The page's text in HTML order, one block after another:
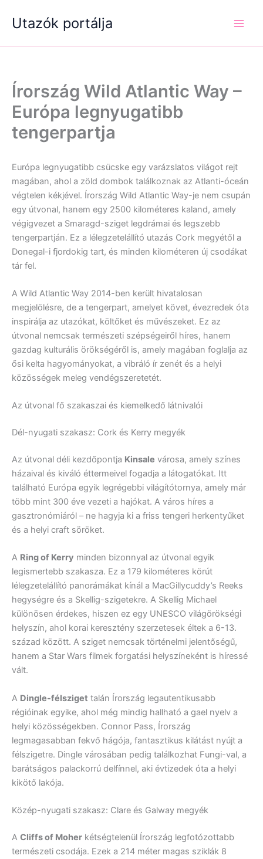
Utazók portálja
Írország Wild Atlantic Way –
Európa legnyugatibb
tengerpartja
Európa legnyugatibb csücske egy varázslatos világot rejt
magában, ahol a zöld dombok találkoznak az Atlanti-óceán
végtelen kékjével. Írország Wild Atlantic Way-je nem csupán
egy útvonal, hanem egy 2500 kilométeres kaland, amely
végigvezet a Smaragd-sziget legdrámai és legszebb
tengerpartján. Ez a lélegzetelállító utazás Cork megyétől a
Donegal-i fjordokig tart, és minden kilométeren új csodákat
tár fel.
A Wild Atlantic Way 2014-ben került hivatalosan
megjelölésre, de a tengerpart, amelyet követ, évezredek óta
inspirálja az utazókat, költőket és művészeket. Ez az
útvonal nemcsak természeti szépségeiről híres, hanem
gazdag kulturális örökségéről is, amely magában foglalja az
ősi kelta hagyományokat, a vibráló ír zenét és a helyi
közösségek meleg vendégszeretetét.
Az útvonal fő szakaszai és kiemelkedő látnivalói
Dél-nyugati szakasz: Cork és Kerry megyék
Az útvonal déli kezdőpontja Kinsale városa, amely színes
házaival és kiváló éttermeivel fogadja a látogatókat. Itt
található Európa egyik legrégebbi világítótornya, amely már
több mint 300 éve vezeti a hajókat. A város híres a
gasztronómiáról – ne hagyja ki a friss tengeri herkentyűket
és a helyi craft söröket.
A Ring of Kerry minden bizonnyal az útvonal egyik
legismertebb szakasza. Ez a 179 kilométeres körút
lélegzetelállító panorámákat kínál a MacGillycuddy’s Reeks
hegységre és a Skellig-szigetekre. A Skellig Michael
különösen érdekes, hiszen ez egy UNESCO világörökségi
helyszín, ahol korai keresztény szerzetesek éltek a 6-13.
század között. A sziget nemcsak történelmi jelentőségű,
hanem a Star Wars filmek forgatási helyszíneként is híressé
vált.
A Dingle-félsziget talán Írország legautentikusabb
régióinak egyike, ahol még mindig hallható a gael nyelv a
helyi közösségekben. Connor Pass, Írország
legmagasabban fekvő hágója, fantasztikus kilátást nyújt a
félszigetre. Dingle városában pedig találkozhat Fungi-val, a
barátságos palackorrú delfínnel, aki évtizedek óta a helyi
kikötő lakója.
Közép-nyugati szakasz: Clare és Galway megyék
A Cliffs of Moher kétségtelenül Írország legfotózottabb
természeti csodája. Ezek a 214 méter magas sziklák 8